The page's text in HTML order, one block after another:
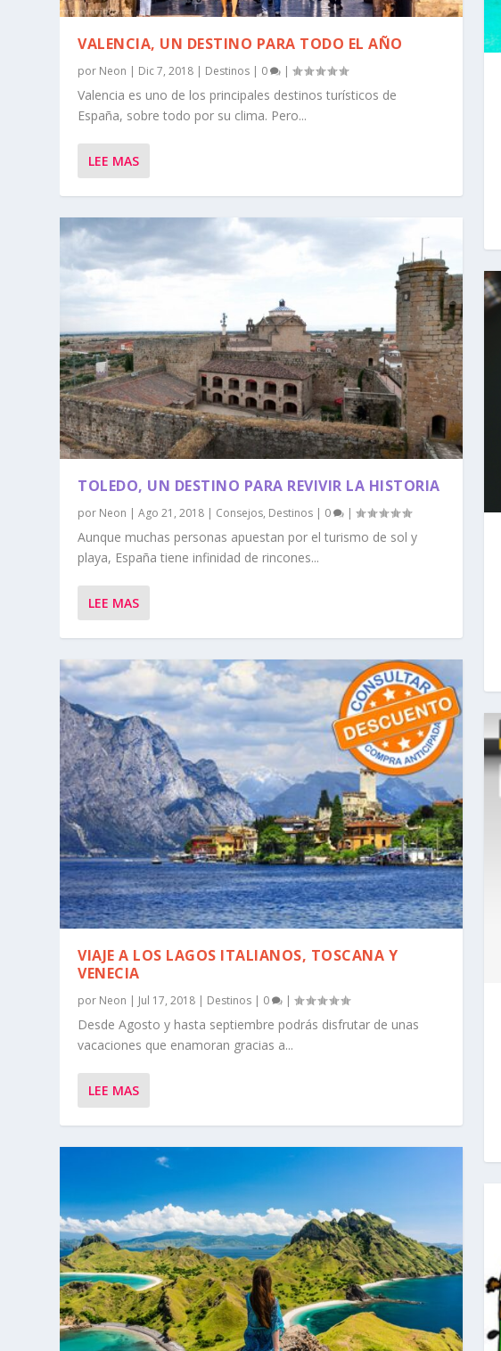
VALENCIA, UN DESTINO PARA TODO EL AÑO
por Neon | Dic 7, 2018 | Destinos | 0 |
Valencia es uno de los principales destinos turísticos de
España, sobre todo por su clima. Pero...
LEE MAS
TOLEDO, UN DESTINO PARA REVIVIR LA HISTORIA
por Neon |Ago 21, 2018 | Consejos, Destinos | 0 |
Aunque muchas personas apuestan por el turismo de sol y
playa, España tiene infinidad de rincones...
LEE MAS
VIAJE A LOS LAGOS ITALIANOS, TOSCANA Y
VENECIA
por Neon | Jul 17, 2018 | Destinos | 0 |
Desde Agosto y hasta septiembre podrás disfrutar de unas
vacaciones que enamoran gracias a...
LEE MAS